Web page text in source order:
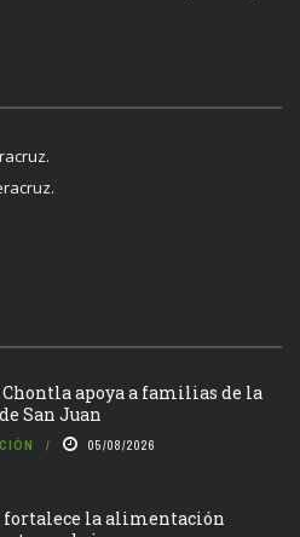
Chontla apoya a familias de la
San Juan
05/08/2026
fortalece la alimentación